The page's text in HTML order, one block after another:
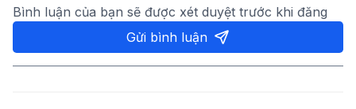
Bình luận của bạn sẽ được xét duyệt trước khi đăng
Gửi bình luận